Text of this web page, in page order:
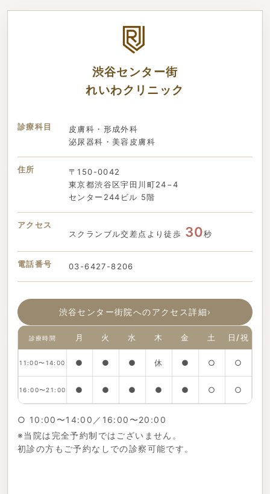
渋谷センター街
れいわクリニック
診療科目
皮膚科・形成外科
泌尿器科・美容皮膚科
住所
〒150-0042
東京都渋谷区宇田川町24−4
センター244ビル 5階
アクセス
スクランブル交差点より徒歩 30秒
電話番号 03-6427-8206
渋谷センター街院へのアクセス詳細›
診療時間 月 火 水 木 金 土 日/祝
11:00〜14:00 ● ● ● 休 ● ○ ○
16:00〜21:00 ● ● ● ● ● ○ ○
○ 10:00〜14:00／16:00〜20:00
※当院は完全予約制ではございません。
初診の方もご予約なしでの診察可能です。